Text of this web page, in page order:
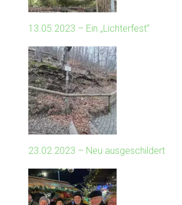
13.05.2023 – Ein „Lichterfest“
23.02.2023 – Neu ausgeschildert